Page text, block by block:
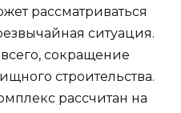
рассматриваться
ситуация.
сокращение
строительства.
рассчитан на